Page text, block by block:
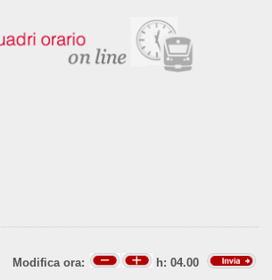
Modifica ora: h: 04.00